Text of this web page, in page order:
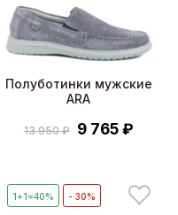
Полуботинки мужские
ARA
13 950 ₽ 9 765 ₽
1+1=40% - 30%